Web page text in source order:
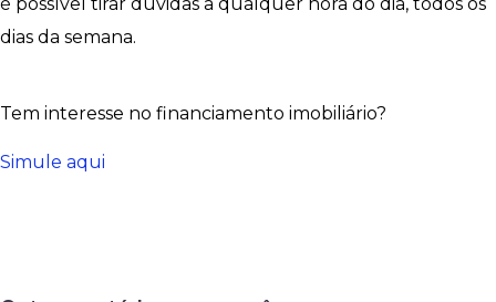
dias da semana.
Tem interesse no financiamento imobiliário?
Simule aqui